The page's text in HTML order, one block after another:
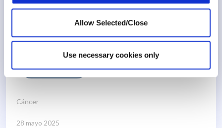
Allow Selected/Close
Use necessary cookies only
Negocios en Workplace..
Cáncer
28 mayo 2025